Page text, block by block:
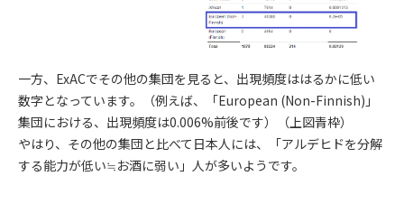
一方、ExACでその他の集団を見ると、出現頻度ははるかに低い
数字となっています。（例えば、「European (Non-Finnish)」
集団における、出現頻度は0.006%前後です）（上図青枠）
やはり、その他の集団と比べて日本人には、「アルデヒドを分解
する能力が低い≒お酒に弱い」人が多いようです。